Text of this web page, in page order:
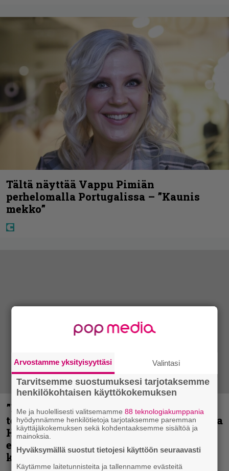
Tältä näyttää Vappu Pimiän
perhelomalla Portugalissa – ”Kaunis
mekko”
”Metallica on tiukempi kuin koskaan ja
te haluatte jonkun nulikan yrittävän olla
Hetfield?” – Pepper Keenan muisteli
ensimmäistä koesoittoaan hevijätin
kanssa
Arvostamme yksityisyyttäsi Valintasi
Tarvitsemme suostumuksesi tarjotaksemme
henkilökohtaisen käyttökokemuksen
Me ja huolellisesti valitsemamme88 teknologiakumppania
hyödynnämme henkilötietoja tarjotaksemme paremman
käyttäjäkokemuksen sekä kohdentaaksemme sisältöä ja
mainoksia.
Hyväksymällä suostut tietojesi käyttöön seuraavasti
Käytämme laitetunnisteita ja tallennamme evästeitä